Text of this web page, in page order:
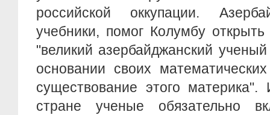
российской оккупации.
учебники, помог Колумбу
"великий азербайджанский
основании своих
существование этого
стране ученые обязательно